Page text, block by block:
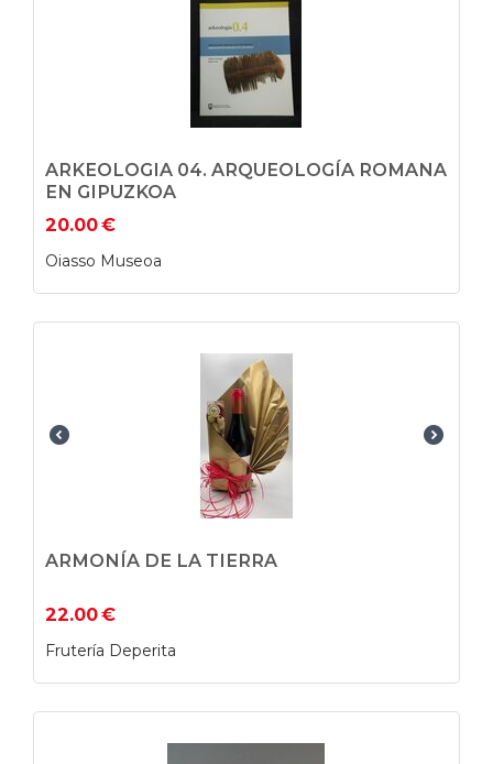
ARKEOLOGIA 04. ARQUEOLOGÍA ROMANA
EN GIPUZKOA
20.00€
Oiasso Museoa
ARMONÍA DE LA TIERRA
22.00€
Frutería Deperita